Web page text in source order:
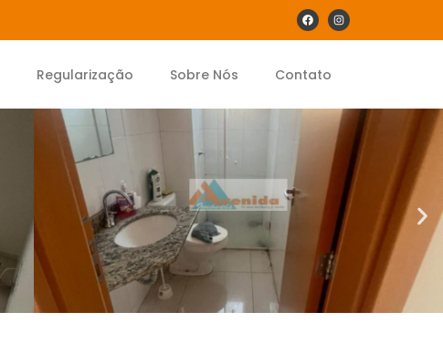
Regularização Sobre Nós Contato